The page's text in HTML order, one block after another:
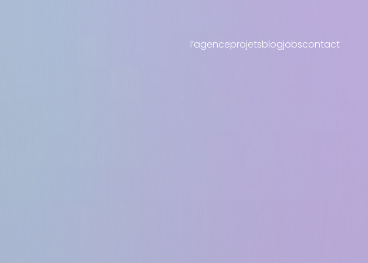
l’agenceprojetsblogjobscontact